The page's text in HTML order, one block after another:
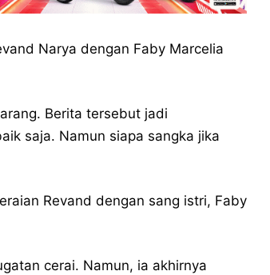
Narya dengan Faby Marcelia
Berita tersebut jadi
saja. Namun siapa sangka jika
Revand dengan sang istri, Faby
cerai. Namun, ia akhirnya